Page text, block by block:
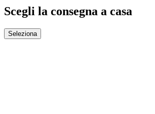
Scegli la consegna a casa
Seleziona